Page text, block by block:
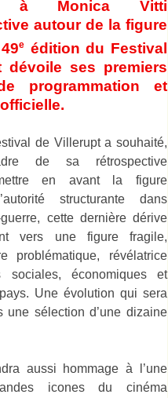
à Monica Vitti
autour de la figure
e édition du Festival
dévoile ses premiers
programmation et
.
de Villerupt a souhaité,
de sa rétrospective
en avant la figure
structurante dans
guerre, cette dernière dérive
vers une figure fragile,
problématique, révélatrice
sociales, économiques et
Une évolution qui sera
une sélection d’une dizaine
aussi hommage à l’une
icones du cinéma